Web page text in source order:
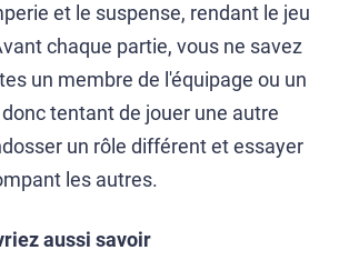
et le suspense, rendant le jeu
chaque partie, vous ne savez
un membre de l'équipage ou un
tentant de jouer une autre
un rôle différent et essayer
les autres.
aussi savoir